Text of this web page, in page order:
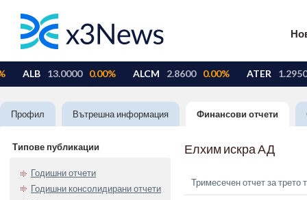
Профил Вътрешна информация Финансови отчети
Типове публикации
Годишни отчети
Годишни консолидирани отчети
Елхим искра АД
Тримесечен отчет за трето